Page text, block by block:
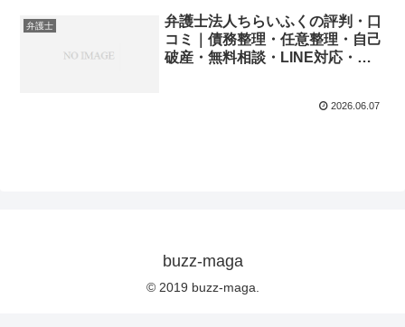
弁護士
弁護士法人ちらいふくの評判・口
コミ｜債務整理・任意整理・自己
破産・無料相談・LINE対応・秘
2026.06.07
buzz-maga
© 2019 buzz-maga.